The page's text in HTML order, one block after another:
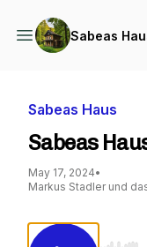
Sabeas
Sabeas Haus
Sabeas
May 17, 2024•
Markus Stadler und